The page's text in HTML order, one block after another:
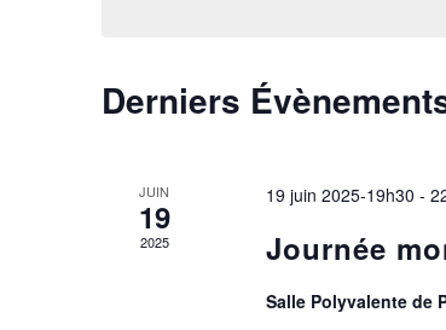
Derniers
JUIN
19
2025
19 juin 2025-19h30 -
Journée
Salle Polyvalente de